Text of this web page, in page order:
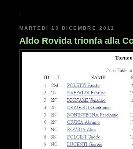
MARTEDÌ 13 DICEMBRE 2011
Aldo Rovida trionfa alla